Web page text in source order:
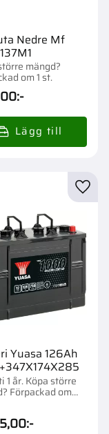
Nedre Mf
mängd?
om 1 st.
:-
126Ah
1 år. Köpa större
Förpackad om
:-